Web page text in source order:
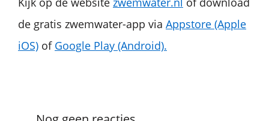
de gratis zwemwater-app via Appstore (Apple
iOS) of Google Play (Android).